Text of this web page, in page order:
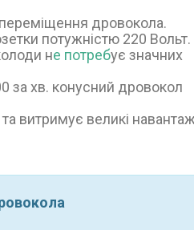
переміщення дровокола.
потужністю 220 Вольт.
не потребує значних
за хв. конусний дровокол
витримує великі